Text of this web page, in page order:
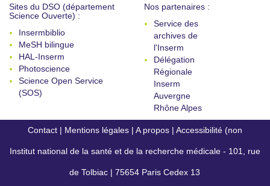
Sites du DSO (département
Science Ouverte) :
Insermbiblio
MeSH bilingue
HAL-Inserm
Photoscience
Science Open Service
(SOS)
Nos partenaires :
Service des
archives de
l'Inserm
Délégation
Régionale
Inserm
Auvergne
Rhône Alpes
Contact | Mentions légales | A propos | Accessibilité (non
conforme)
Institut national de la santé et de la recherche médicale - 101, rue
de Tolbiac | 75654 Paris Cedex 13